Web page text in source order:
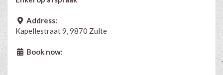
Address:
Kapellestraat 9, 9870 Zulte
Book now: